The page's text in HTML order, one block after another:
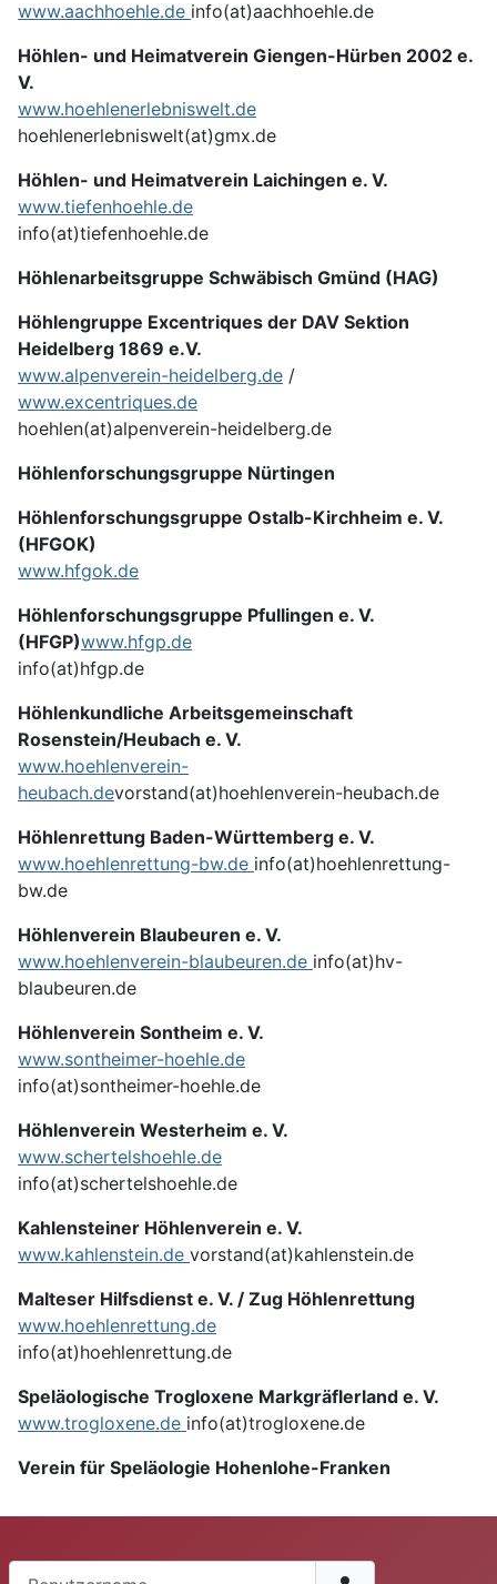
www.aachhoehle.de info(at)aachhoehle.de
Höhlen- und Heimatverein Giengen-Hürben 2002 e.
V.
www.hoehlenerlebniswelt.de
hoehlenerlebniswelt(at)gmx.de
Höhlen- und Heimatverein Laichingen e. V.
www.tiefenhoehle.de
info(at)tiefenhoehle.de
Höhlenarbeitsgruppe Schwäbisch Gmünd (HAG)
Höhlengruppe Excentriques der DAV Sektion
Heidelberg 1869 e.V.
www.alpenverein-heidelberg.de /
www.excentriques.de
hoehlen(at)alpenverein-heidelberg.de
Höhlenforschungsgruppe Nürtingen
Höhlenforschungsgruppe Ostalb-Kirchheim e. V.
(HFGOK)
www.hfgok.de
Höhlenforschungsgruppe Pfullingen e. V.
(HFGP)www.hfgp.de
info(at)hfgp.de
Höhlenkundliche Arbeitsgemeinschaft
Rosenstein/Heubach e. V.
www.hoehlenverein-
heubach.devorstand(at)hoehlenverein-heubach.de
Höhlenrettung Baden-Württemberg e. V.
www.hoehlenrettung-bw.de info(at)hoehlenrettung-
bw.de
Höhlenverein Blaubeuren e. V.
www.hoehlenverein-blaubeuren.de info(at)hv-
blaubeuren.de
Höhlenverein Sontheim e. V.
www.sontheimer-hoehle.de
info(at)sontheimer-hoehle.de
Höhlenverein Westerheim e. V.
www.schertelshoehle.de
info(at)schertelshoehle.de
Kahlensteiner Höhlenverein e. V.
www.kahlenstein.de vorstand(at)kahlenstein.de
Malteser Hilfsdienst e. V. / Zug Höhlenrettung
www.hoehlenrettung.de
info(at)hoehlenrettung.de
Speläologische Trogloxene Markgräflerland e. V.
www.trogloxene.de info(at)trogloxene.de
Verein für Speläologie Hohenlohe-Franken
Benutzername